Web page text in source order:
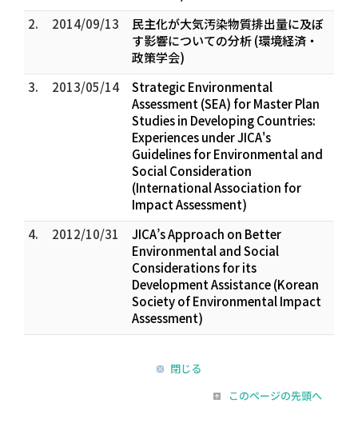
2.
2014/09/13
民主化が大気汚染物質排出量に及ぼ
す影響についての分析 (環境経済・
政策学会)
3.
2013/05/14
Strategic Environmental
Assessment (SEA) for Master Plan
Studies in Developing Countries:
Experiences under JICA's
Guidelines for Environmental and
Social Consideration
(International Association for
Impact Assessment)
4.
2012/10/31
JICA’s Approach on Better
Environmental and Social
Considerations for its
Development Assistance (Korean
Society of Environmental Impact
Assessment)
閉じる
このページの先頭へ